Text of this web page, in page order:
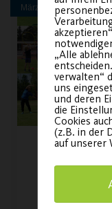
März
„Alle
verwalten“
uns
und deren
die
Cookies
(z.B. in der
auf unserer
Sei